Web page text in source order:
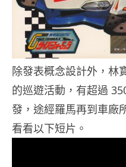
除發表概念設計外，林
的巡遊活動，有超過
發，途經羅馬再到車廠
看看以下短片。